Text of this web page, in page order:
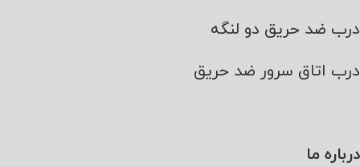
درب ضد حریق دو لنگه
درب اتاق سرور ضد حریق
درباره ما